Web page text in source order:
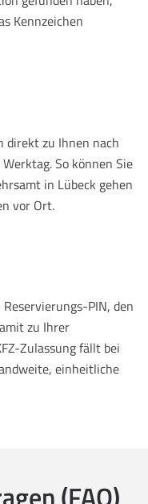
Kennzeichen
direkt zu Ihnen nach
So können Sie
in Lübeck gehen
vor Ort.
PIN, den
zu Ihrer
Zulassung fällt bei
einheitliche